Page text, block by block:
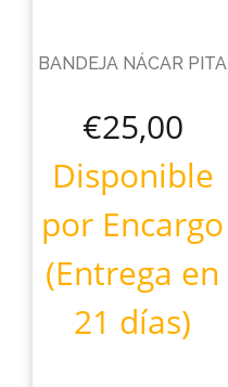
BANDEJA NÁCAR PITA
€25,00
Disponible
por Encargo
(Entrega en
21 días)